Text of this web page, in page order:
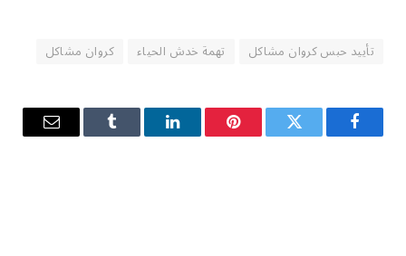
تأييد حبس كروان مشاكل تهمة خدش الحياء كروان مشاكل
فيسبوك تويتر بينتيريستلينكدإن Tumblr
البريد